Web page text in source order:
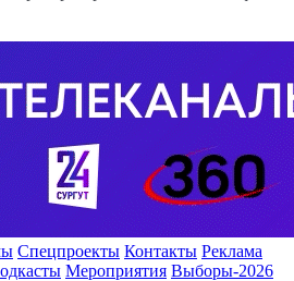
Спецпроекты Контакты Реклама
Мероприятия Выборы-2026